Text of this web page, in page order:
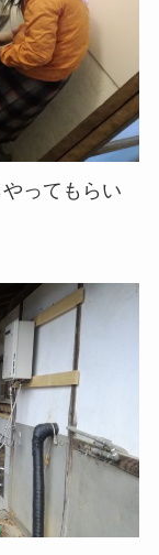
ってもらい